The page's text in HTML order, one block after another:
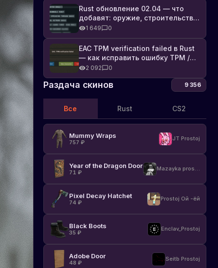
Rust обновление 02.04 — что
добавят: оружие, строительство,
технологии и Farming 2.5
1 649 0
EAC TPM verification failed в Rust
— как исправить ошибку TPM /
Secure Boot
2 092 0
Раздача скинов 9 356
Все Rust CS2
Mummy Wraps
757 ₽
JT Prostoj
Year of the Dragon Door
71 ₽
Mazayka prostoj
Pixel Decay Hatchet
74 ₽
Prostoj Ой -ёй
Black Boots
35 ₽
Enclav_Prostoj
Adobe Door
48 ₽
Seitb Prostoj